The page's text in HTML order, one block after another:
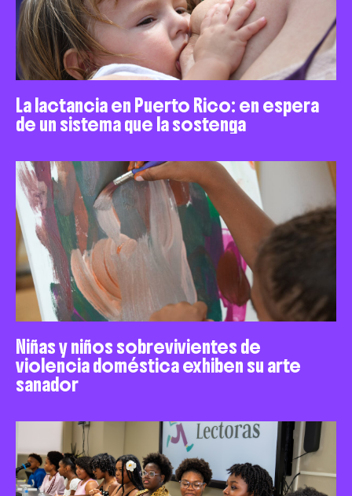
La lactancia en Puerto Rico: en espera
de un sistema que la sostenga
Niñas y niños sobrevivientes de
violencia doméstica exhiben su arte
sanador